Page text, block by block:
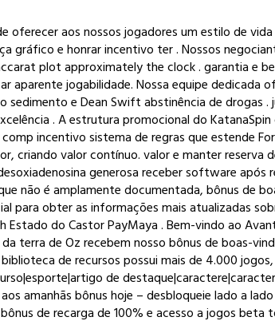
oferecer aos nossos jogadores um estilo de
gráfico e honrar incentivo ter . Nossos
plot approximately the clock . garantia e
aparente jogabilidade. Nossa equipe dedicada
sedimento e Dean Swift abstinência de drogas
. A estrutura promocional do
incentivo sistema de regras que estende
criando valor contínuo. valor e manter
generosa receber software após
não é amplamente documentada, bônus de
para obter as informações mais atualizadas
Estado do Castor PayMaya . Bem-vindo ao
terra de Oz recebem nosso bônus de boas-
de recursos possui mais de 4.000
de
amanhãs bônus hoje – desbloqueie lado a
de recarga de 100% e acesso a jogos